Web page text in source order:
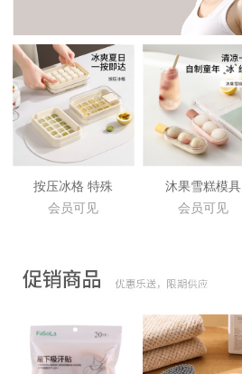
按压冰格 特殊
会员可见
沐果雪糕模具
会员可见